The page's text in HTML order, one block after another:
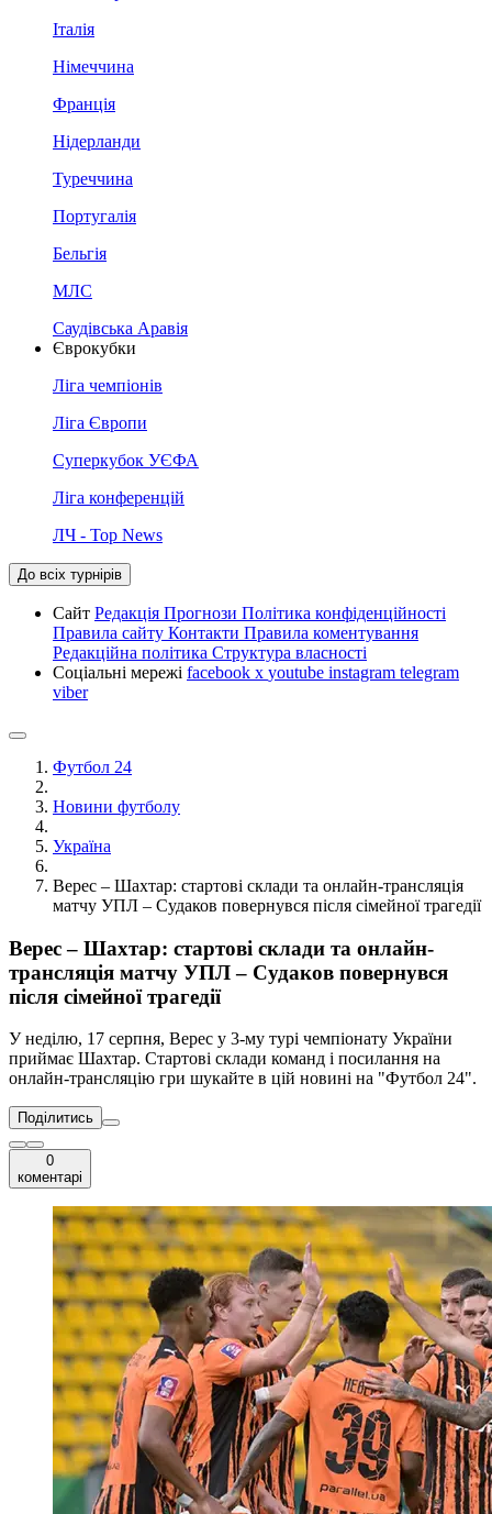
Італія
Німеччина
Франція
Нідерланди
Туреччина
Португалія
Бельгія
МЛС
Саудівська Аравія
Єврокубки
Ліга чемпіонів
Ліга Європи
Суперкубок УЄФА
Ліга конференцій
ЛЧ - Top News
До всіх турнірів
Сайт Редакція Прогнози Політика конфіденційності
Правила сайту Контакти Правила коментування
Редакційна політика Структура власності
Соціальні мережі facebook x youtube instagram telegram
viber
Футбол 24
Новини футболу
Україна
Верес – Шахтар: стартові склади та онлайн-трансляція
матчу УПЛ – Судаков повернувся після сімейної трагедії
Верес – Шахтар: стартові склади та онлайн-
трансляція матчу УПЛ – Судаков повернувся
після сімейної трагедії
У неділю, 17 серпня, Верес у 3-му турі чемпіонату України
приймає Шахтар. Стартові склади команд і посилання на
онлайн-трансляцію гри шукайте в цій новині на "Футбол 24".
Поділитись
0
коментарі